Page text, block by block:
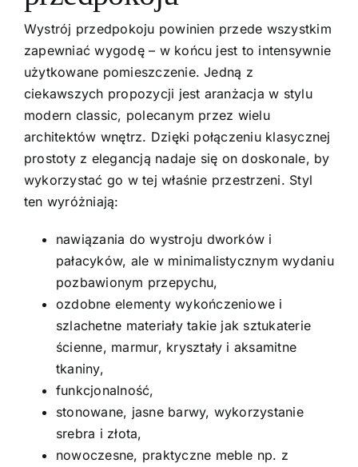
Wystrój przedpokoju powinien przede wszystkim
zapewniać wygodę – w końcu jest to intensywnie
użytkowane pomieszczenie. Jedną z
ciekawszych propozycji jest aranżacja w stylu
modern classic, polecanym przez wielu
architektów wnętrz. Dzięki połączeniu klasycznej
prostoty z elegancją nadaje się on doskonale, by
wykorzystać go w tej właśnie przestrzeni. Styl
ten wyróżniają:
nawiązania do wystroju dworków i
pałacyków, ale w minimalistycznym wydaniu
pozbawionym przepychu,
ozdobne elementy wykończeniowe i
szlachetne materiały takie jak sztukaterie
ścienne, marmur, kryształy i aksamitne
tkaniny,
funkcjonalność,
stonowane, jasne barwy, wykorzystanie
srebra i złota,
nowoczesne, praktyczne meble np. z